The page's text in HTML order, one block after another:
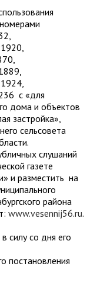
с «для
дома и объектов
застройка»,
сельсовета
слушаний
газете
и разместить на
района
www.vesennij56.ru.
силу со дня его
постановления